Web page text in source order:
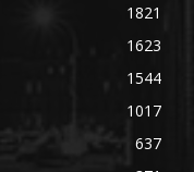
1821
1623
1544
1017
637